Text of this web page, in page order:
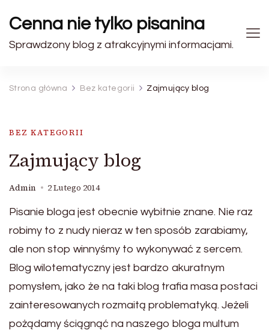
Cenna nie tylko pisanina
Sprawdzony blog z atrakcyjnymi informacjami.
Strona główna Bez kategorii Zajmujący blog
BEZ KATEGORII
Zajmujący blog
Admin 2 Lutego 2014
Pisanie bloga jest obecnie wybitnie znane. Nie raz
robimy to z nudy nieraz w ten sposób zarabiamy,
ale non stop winnyśmy to wykonywać z sercem.
Blog wilotematyczny jest bardzo akuratnym
pomysłem, jako że na taki blog trafia masa postaci
zainteresowanych rozmaitą problematyką. Jeżeli
pożądamy ściągnąć na naszego bloga multum